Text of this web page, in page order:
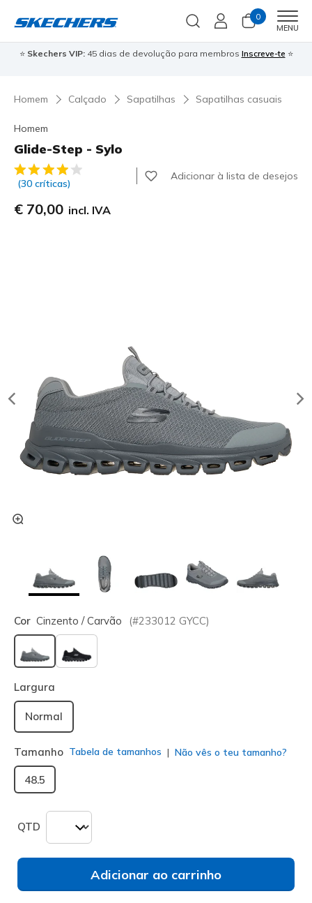
0
MENU
⭐ Skechers VIP:45 dias de devolução para membros Inscreve-te ⭐
Homem Calçado Sapatilhas Sapatilhas casuais
Homem
Glide-Step - Sylo
5 de 5 – Classificação do cliente
(30 críticas)
Adicionar à lista de desejos
€ 70,00 incl. IVA
Cor Cinzento / Carvão (#233012 GYCC)
selecionado
Largura
Normal
Tamanho Tabela de tamanhos Não vês o teu tamanho?
48.5
QTD
Adicionar ao carrinho